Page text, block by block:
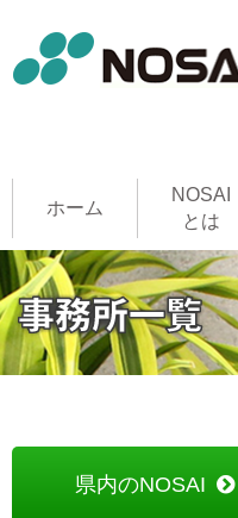
ホーム
NOSAI
とは
県内のNOSAI